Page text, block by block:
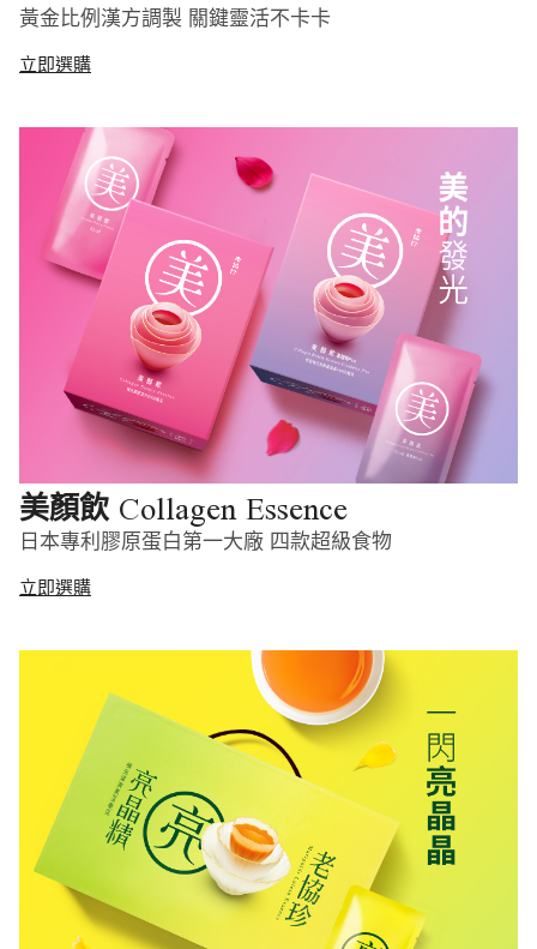
黃金比例漢方調製 關鍵靈活不卡卡
立即選購
美顏飲 Collagen Essence
日本專利膠原蛋白第一大廠 四款超級食物
立即選購